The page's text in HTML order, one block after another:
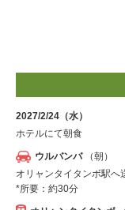
2027/2/24（水）
ホテルにて朝食
ウルバンバ
（朝）
オリャンタイタンボ駅へ
*所要：約30分